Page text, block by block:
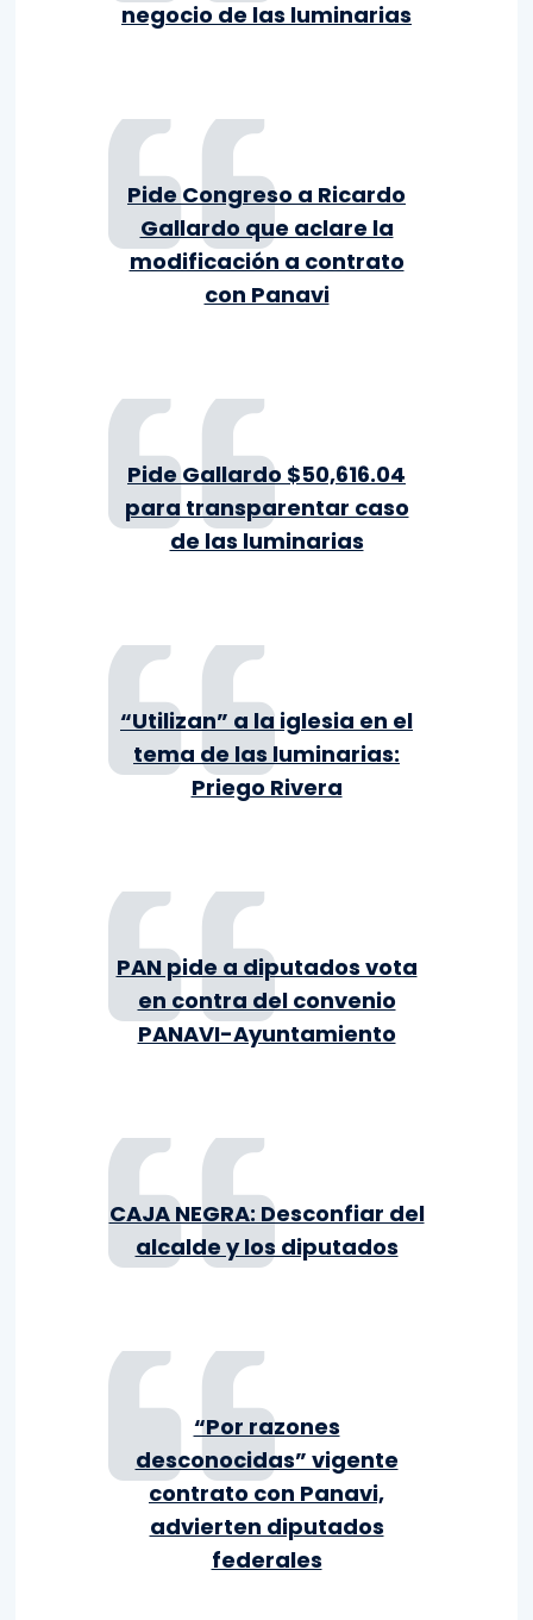
negocio de las luminarias
Pide Congreso a Ricardo
Gallardo que aclare la
modificación a contrato
con Panavi
Pide Gallardo $50,616.04
para transparentar caso
de las luminarias
“Utilizan” a la iglesia en el
tema de las luminarias:
Priego Rivera
PAN pide a diputados vota
en contra del convenio
PANAVI-Ayuntamiento
CAJA NEGRA: Desconfiar del
alcalde y los diputados
“Por razones
desconocidas” vigente
contrato con Panavi,
advierten diputados
federales